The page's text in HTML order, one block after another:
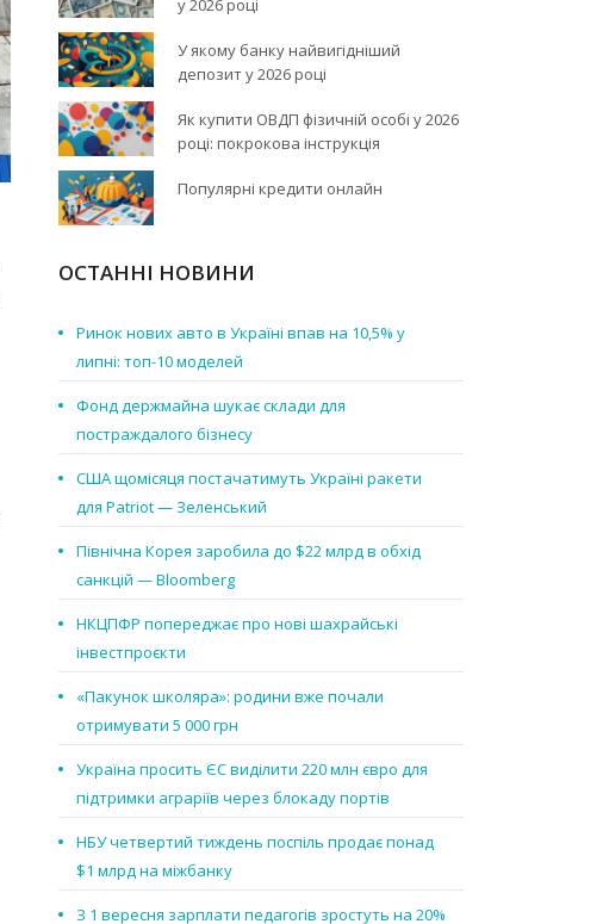
у 2026 році
У якому банку найвигідніший
депозит у 2026 році
Як купити ОВДП фізичній особі у 2026
році: покрокова інструкція
Популярні кредити онлайн
ОСТАННІ НОВИНИ
Ринок нових авто в Україні впав на 10,5% у
липні: топ-10 моделей
Фонд держмайна шукає склади для
постраждалого бізнесу
США щомісяця постачатимуть Україні ракети
для Patriot — Зеленський
Північна Корея заробила до $22 млрд в обхід
санкцій — Bloomberg
НКЦПФР попереджає про нові шахрайські
інвестпроєкти
«Пакунок школяра»: родини вже почали
отримувати 5 000 грн
Україна просить ЄС виділити 220 млн євро для
підтримки аграріїв через блокаду портів
НБУ четвертий тиждень поспіль продає понад
$1 млрд на міжбанку
З 1 вересня зарплати педагогів зростуть на 20%